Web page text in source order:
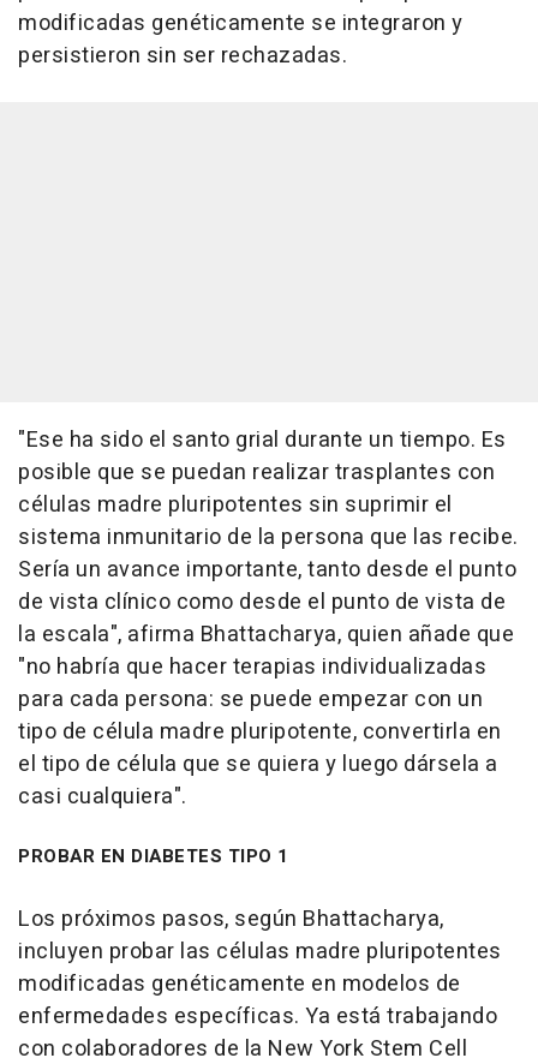
modificadas genéticamente se integraron y
persistieron sin ser rechazadas.
"Ese ha sido el santo grial durante un tiempo. Es
posible que se puedan realizar trasplantes con
células madre pluripotentes sin suprimir el
sistema inmunitario de la persona que las recibe.
Sería un avance importante, tanto desde el punto
de vista clínico como desde el punto de vista de
la escala", afirma Bhattacharya, quien añade que
"no habría que hacer terapias individualizadas
para cada persona: se puede empezar con un
tipo de célula madre pluripotente, convertirla en
el tipo de célula que se quiera y luego dársela a
casi cualquiera".
PROBAR EN DIABETES TIPO 1
Los próximos pasos, según Bhattacharya,
incluyen probar las células madre pluripotentes
modificadas genéticamente en modelos de
enfermedades específicas. Ya está trabajando
con colaboradores de la New York Stem Cell